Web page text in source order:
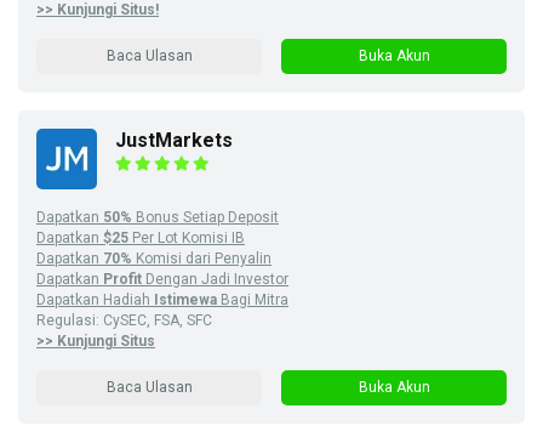
>> Kunjungi Situs!
Baca Ulasan Buka Akun
JustMarkets
Dapatkan 50% Bonus Setiap Deposit
Dapatkan $25 Per Lot Komisi IB
Dapatkan 70% Komisi dari Penyalin
Dapatkan Profit Dengan Jadi Investor
Dapatkan Hadiah
Istimewa Bagi Mitra
Regulasi: CySEC, FSA, SFC
>> Kunjungi Situs
Baca Ulasan Buka Akun